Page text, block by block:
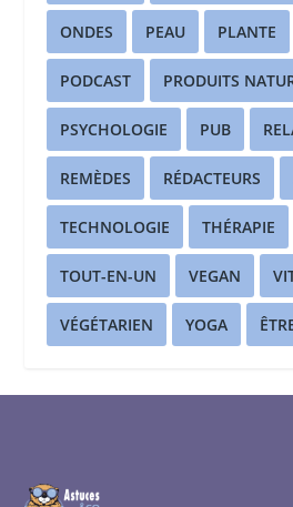
ONDES PEAU PLANTE
PODCAST PRODUITS
PSYCHOLOGIE PUB
REMÈDES RÉDACTEURS
TECHNOLOGIE THÉRAPIE
TOUT-EN-UN VEGAN
VÉGÉTARIEN YOGA